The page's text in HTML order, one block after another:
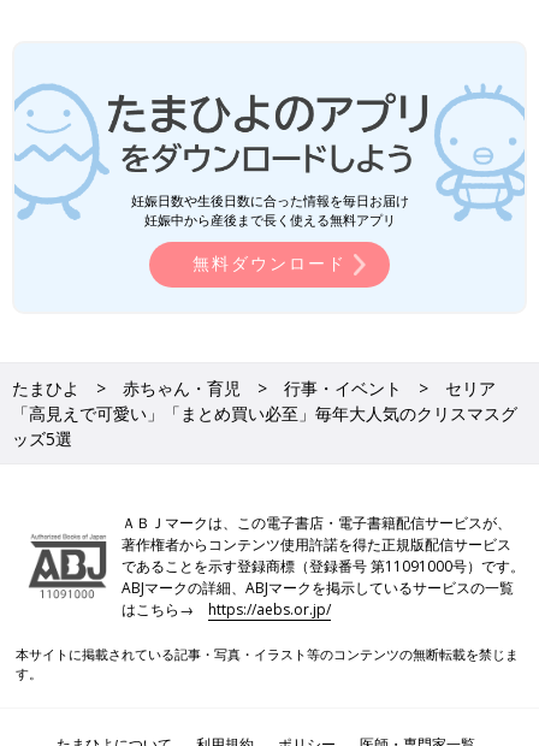
す。
バースデイ「毎年買ってる」「全部可愛
くて悩みに悩んだ」超話題！即完必至の
クリスマスアイテム5選
「プチプラでオシャレな服が買える」と話題の
バースデイでは、続々とクリスマスアイテムが
販売されています。発売前からすでに話題にな
っており、発売後すぐ品切れした商品も多数あ
るんだとか。そこで今回は、特にSNSで人気を
掃除したばかりなのに、また汚れてる...という
こともあり、気軽に＆ラクにできるお掃除グッ
行事・イベントに関する記事一覧
妊娠日数や生後日数に合った情報を毎日お届け
妊娠中から産後まで長く使える無料アプリ
無料ダウンロード
たまひよ 赤ちゃん・育児 行事・イベント
セリア
「高見えで可愛い」「まとめ買い必至」毎年大人気のクリスマスグ
ッズ5選
ＡＢＪマークは、この電子書店・電子書籍配信サービスが、
著作権者からコンテンツ使用許諾を得た正規版配信サービス
であることを示す登録商標（登録番号 第11091000号）です。
ABJマークの詳細、ABJマークを掲示しているサービスの一覧
はこちら→https://aebs.or.jp/
本サイトに掲載されている記事・写真・イラスト等のコンテンツの無断転載を禁じま
す。